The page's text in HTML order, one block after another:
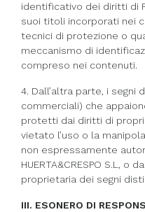
identificativo dei diritti di
suoi titoli incorporati nei
tecnici di protezione o
meccanismo di
compreso nei contenuti.
4. Dall’altra parte, i segni
commerciali) che
protetti dai diritti di
vietato l’uso o la
non espressamente
HUERTA&CRESPO S.L, o
proprietaria dei segni
III. ESONERO DI